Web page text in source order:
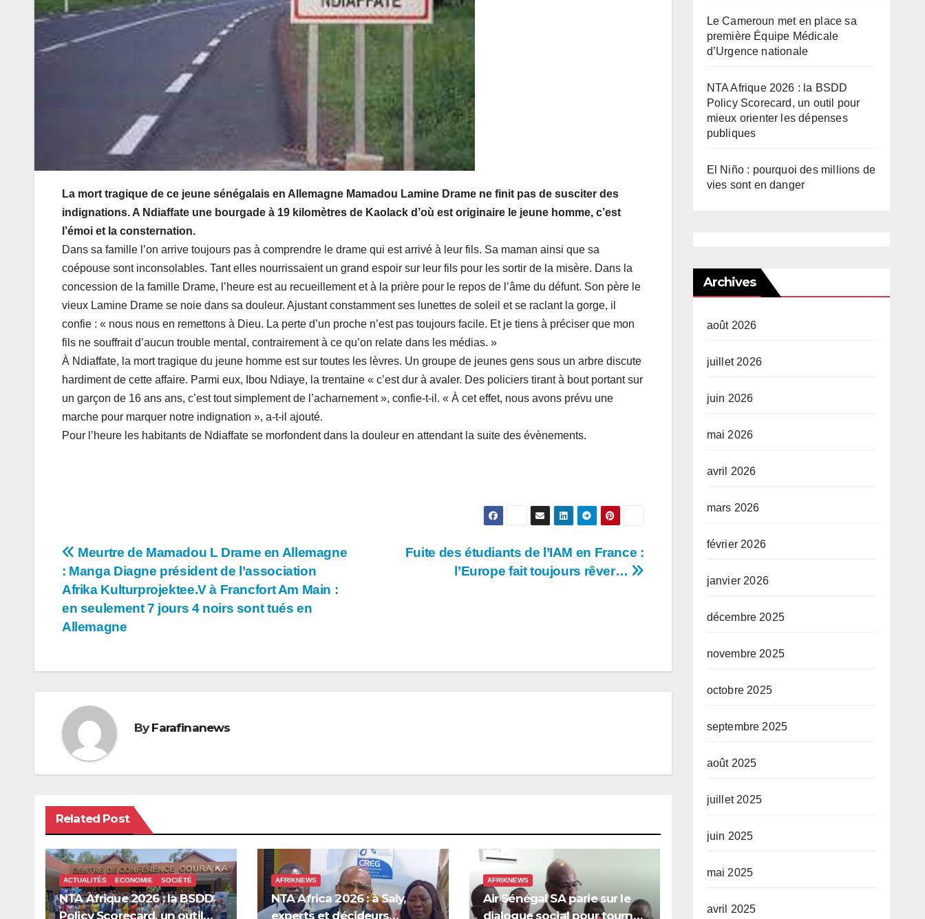
La mort tragique de ce jeune sénégalais en Allemagne Mamadou Lamine Drame ne finit pas de susciter des
indignations. A Ndiaffate une bourgade à 19 kilomètres de Kaolack d’où est originaire le jeune homme, c’est
l’émoi et la consternation.
Dans sa famille l’on arrive toujours pas à comprendre le drame qui est arrivé à leur fils. Sa maman ainsi que sa
coépouse sont inconsolables. Tant elles nourrissaient un grand espoir sur leur fils pour les sortir de la misère. Dans la
concession de la famille Drame, l’heure est au recueillement et à la prière pour le repos de l’âme du défunt. Son père le
vieux Lamine Drame se noie dans sa douleur. Ajustant constamment ses lunettes de soleil et se raclant la gorge, il
confie : « nous nous en remettons à Dieu. La perte d’un proche n’est pas toujours facile. Et je tiens à préciser que mon
fils ne souffrait d’aucun trouble mental, contrairement à ce qu’on relate dans les médias. »
À Ndiaffate, la mort tragique du jeune homme est sur toutes les lèvres. Un groupe de jeunes gens sous un arbre discute
hardiment de cette affaire. Parmi eux, Ibou Ndiaye, la trentaine « c’est dur à avaler. Des policiers tirant à bout portant sur
un garçon de 16 ans ans, c’est tout simplement de l’acharnement », confie-t-il. « À cet effet, nous avons prévu une
marche pour marquer notre indignation », a-t-il ajouté.
Pour l’heure les habitants de Ndiaffate se morfondent dans la douleur en attendant la suite des évènements.
Navigation
de
l’article
Fuite des étudiants de l’IAM en France :
l’Europe fait toujours rêver…
Meurtre de Mamadou L Drame en Allemagne
: Manga Diagne président de l’association
Afrika Kulturprojektee.V à Francfort Am Main :
en seulement 7 jours 4 noirs sont tués en
Allemagne
By Farafinanews
Related Post
ACTUALITÉS ECONOMIE SOCIÉTÉ
NTA Afrique 2026 : la BSDD
Policy Scorecard, un outil
AFRIKNEWS
NTA Africa 2026 : à Saly,
experts et décideurs
AFRIKNEWS
Air Sénégal SA parie sur le
dialogue social pour tourner
Le Cameroun met en place sa
première Équipe Médicale
d’Urgence nationale
NTA Afrique 2026 : la BSDD
Policy Scorecard, un outil pour
mieux orienter les dépenses
publiques
El Niño : pourquoi des millions de
vies sont en danger
Archives
août 2026
juillet 2026
juin 2026
mai 2026
avril 2026
mars 2026
février 2026
janvier 2026
décembre 2025
novembre 2025
octobre 2025
septembre 2025
août 2025
juillet 2025
juin 2025
mai 2025
avril 2025